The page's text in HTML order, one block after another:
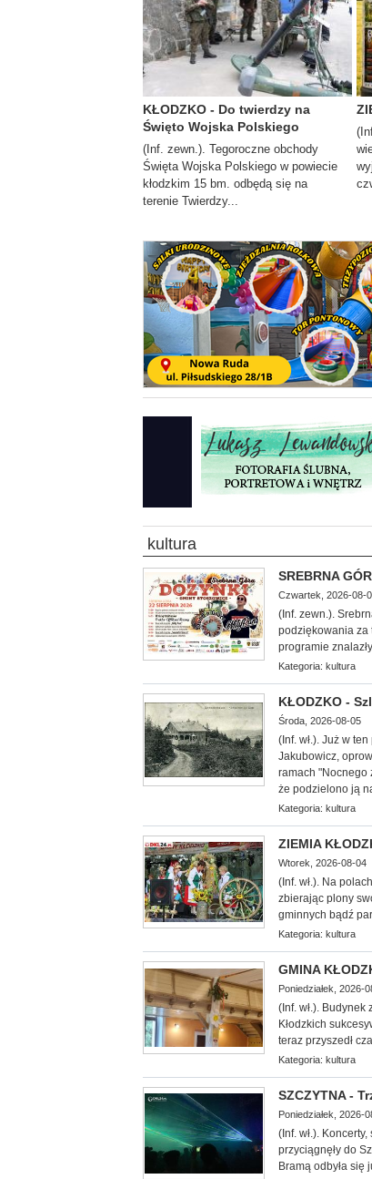
KŁODZKO - Do twierdzy na
Święto Wojska Polskiego
(Inf. zewn.). Tegoroczne obchody
Święta Wojska Polskiego w powiecie
kłodzkim 15 bm. odbędą się na
terenie Twierdzy...
kultura
SREBRNA
Czwartek, 2026-08-
(Inf. zewn.).
podziękowania za
programie
Kategoria: kultura
KŁODZKO -
Środa, 2026-08-05
(Inf. wł.). Już w
Jakubowicz,
ramach "Nocnego
że podzielono ją
Kategoria: kultura
ZIEMIA
Wtorek, 2026-08-04
(Inf. wł.). Na
zbierając plony
gminnych bądź
Kategoria: kultura
GMINA
Poniedziałek, 2026-
(Inf. wł.).
Kłodzkich su
teraz przyszedł
Kategoria: kultura
SZCZYTNA -
Poniedziałek, 2026-
(Inf. wł.).
przyciągnęły do
Bramą odbyła się